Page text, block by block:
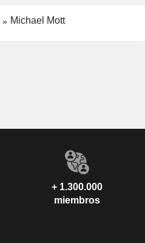
Michael Mott
+ 1.300.000
miembros